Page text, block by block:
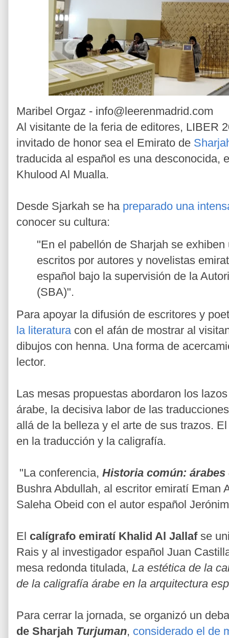
Maribel Orgaz - info@leerenmadrid.com
Al visitante de la feria de editores, LIBER
invitado de honor sea el Emirato de
traducida al español es una desconocida,
Khulood Al Mualla.
Desde Sjarkah se ha preparado una
conocer su cultura:
"En el pabellón de Sharjah se
escritos por autores y novelistas
español bajo la supervisión de la
(SBA)".
Para apoyar la difusión de escritores y
la literaturacon el afán de mostrar al
dibujos con henna. Una forma de
lector.
Las mesas propuestas abordaron los
árabe, la decisiva labor de las
allá de la belleza y el arte de sus trazos.
en la traducción y la caligrafía.
"La conferencia, Historia común: árabes
Bushra Abdullah, al escritor emiratí Eman
Saleha Obeid con el autor español
El calígrafo emiratí Khalid Al Jallaf se
Rais y al investigador español Juan
mesa redonda titulada, La estética de la
de la caligrafía árabe en la arquitectura
Para cerrar la jornada, se organizó un
de Sharjah Turjuman, considerado el de